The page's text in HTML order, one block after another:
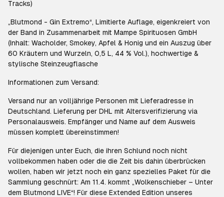
Tracks)
„Blutmond - Gin Extremo“, Limitierte Auflage, eigenkreiert von
der Band in Zusammenarbeit mit Mampe Spirituosen GmbH
(Inhalt: Wacholder, Smokey, Apfel & Honig und ein Auszug über
60 Kräutern und Wurzeln, 0,5 L, 44 % Vol.), hochwertige &
stylische Steinzeugflasche
Informationen zum Versand:
Versand nur an volljährige Personen mit Lieferadresse in
Deutschland. Lieferung per DHL mit Altersverifizierung via
Personalausweis. Empfänger und Name auf dem Ausweis
müssen komplett übereinstimmen!
Für diejenigen unter Euch, die ihren Schlund noch nicht
vollbekommen haben oder die die Zeit bis dahin überbrücken
wollen, haben wir jetzt noch ein ganz spezielles Paket für die
Sammlung geschnürt: Am 11.4. kommt „Wolkenschieber – Unter
dem Blutmond LIVE“! Für diese Extended Edition unseres